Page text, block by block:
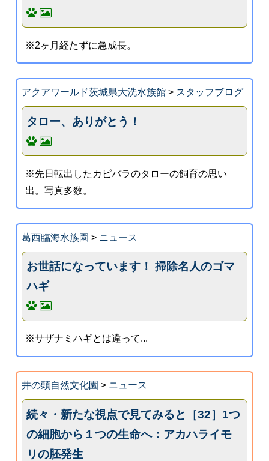
※2ヶ月経たずに急成長。
アクアワールド茨城県大洗水族館> スタッフブログ
タロー、ありがとう！
※先日転出したカピバラのタローの飼育の思い
出。写真多数。
葛西臨海水族園 > ニュース
お世話になっています！ 掃除名人のゴマ
ハギ
※サザナミハギとは違って...
井の頭自然文化園 > ニュース
続々・新たな視点で見てみると［32］1つ
の細胞から１つの生命へ：アカハライモ
リの胚発生